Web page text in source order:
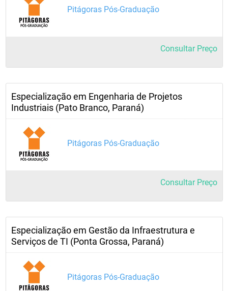
Pitágoras Pós-Graduação
Consultar Preço
Especialização em Engenharia de Projetos
Industriais (Pato Branco, Paraná)
Pitágoras Pós-Graduação
Consultar Preço
Especialização em Gestão da Infraestrutura e
Serviços de TI (Ponta Grossa, Paraná)
Pitágoras Pós-Graduação